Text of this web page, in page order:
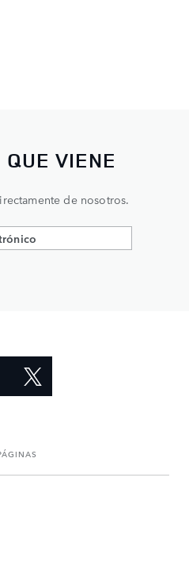
VIENE
de nosotros.